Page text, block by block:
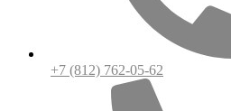
+7 (812) 762-05-62